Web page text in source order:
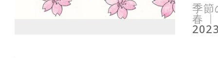
季
春